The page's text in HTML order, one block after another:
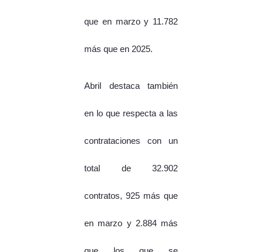
que en marzo y 11.782
más que en 2025.
Abril destaca también
en lo que respecta a las
contrataciones con un
total de 32.902
contratos, 925 más que
en marzo y 2.884 más